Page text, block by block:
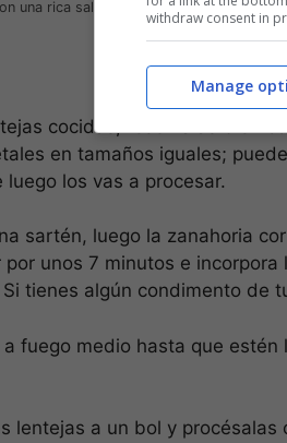
una rica salsa (Foto: jorgesaludable.com)
cocidas, resérvalas bien
en tamaños iguales;
los vas a procesar.
sartén, luego la zanahoria
unos 7 minutos e
tienes algún condimento de
fuego medio hasta que
lentejas a un bol y
withdraw consent in
Manage